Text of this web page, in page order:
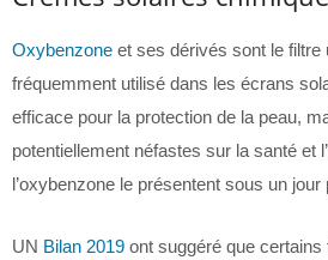
Oxybenzone et ses dérivés sont le filtre
fréquemment utilisé dans les écrans
efficace pour la protection de la peau,
potentiellement néfastes sur la santé et
l’oxybenzone le présentent sous un jour
UN Bilan 2019 ont suggéré que